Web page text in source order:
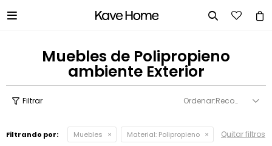
 
Muebles de Polipropieno
ambiente Exterior
Recomendados
Filtrando por: Muebles Material: Polipropieno Quitar filtros